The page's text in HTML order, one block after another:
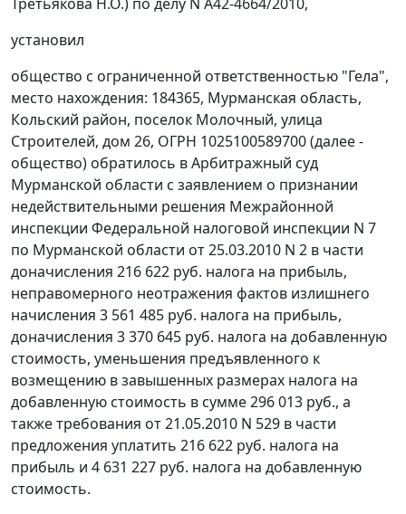
Третьякова Н.О.) по делу N А42-4664/2010,
установил
общество с ограниченной ответственностью "Гела",
место нахождения: 184365, Мурманская область,
Кольский район, поселок Молочный, улица
Строителей, дом 26, ОГРН 1025100589700 (далее -
общество) обратилось в Арбитражный суд
Мурманской области с заявлением о признании
недействительными решения Межрайонной
инспекции Федеральной налоговой инспекции N 7
по Мурманской области от 25.03.2010 N 2 в части
доначисления 216 622 руб. налога на прибыль,
неправомерного неотражения фактов излишнего
начисления 3 561 485 руб. налога на прибыль,
доначисления 3 370 645 руб. налога на добавленную
стоимость, уменьшения предъявленного к
возмещению в завышенных размерах налога на
добавленную стоимость в сумме 296 013 руб., а
также требования от 21.05.2010 N 529 в части
предложения уплатить 216 622 руб. налога на
прибыль и 4 631 227 руб. налога на добавленную
стоимость.